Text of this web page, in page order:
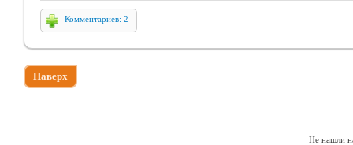
Комментариев: 2
Наверх
Не нашли